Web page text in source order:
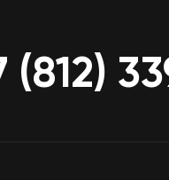
(812)